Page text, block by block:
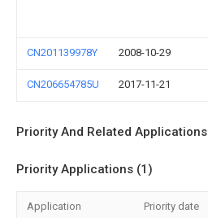
CN201139978Y 2008-10-29
CN206654785U 2017-11-21
Priority And Related Applications
Priority Applications (1)
Application Priority date